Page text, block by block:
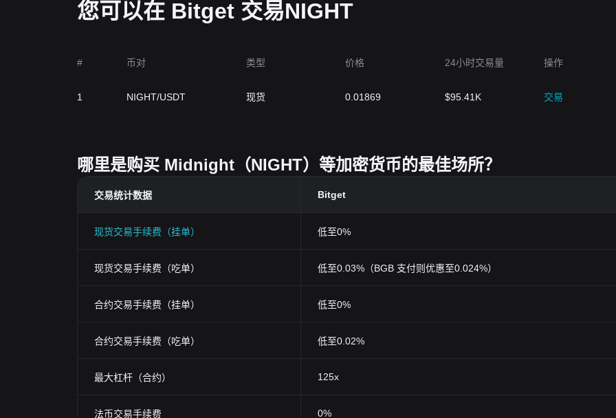
您可以在 Bitget 交易NIGHT
# 币对 类型 价格 24小时交易量 操作
1 NIGHT/USDT 现货 0.01869 $95.41K 交易
哪里是购买 Midnight（NIGHT）等加密货币的最佳场所？
交易统计数据 Bitget
现货交易手续费（挂单） 低至0%
现货交易手续费（吃单） 低至0.03%（BGB 支付则优惠至0.024%）
合约交易手续费（挂单） 低至0%
合约交易手续费（吃单） 低至0.02%
最大杠杆（合约） 125x
法币交易手续费 0%